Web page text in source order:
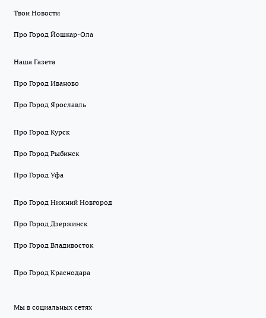
Твои Новости
Про Город Йошкар-Ола
Наша Газета
Про Город Иваново
Про Город Ярославль
Про Город Курск
Про Город Рыбинск
Про Город Уфа
Про Город Нижний Новгород
Про Город Дзержинск
Про Город Владивосток
Про Город Краснодара
Мы в социальных сетях